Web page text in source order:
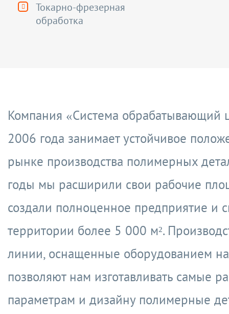
Токарно-фрезерная
обработка
Компания «Система обрабатывающий
2006 года занимает устойчивое
рынке производства полимерных
годы мы расширили свои рабочие
создали полноценное предприятие и
территории более 5 000 м².
линии, оснащенные оборудованием
позволяют нам изготавливать самые
параметрам и дизайну полимерные